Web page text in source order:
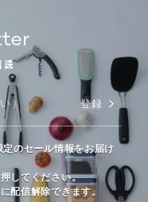
読
登録
のセール情報をお届け
してください。
配信解除できます。